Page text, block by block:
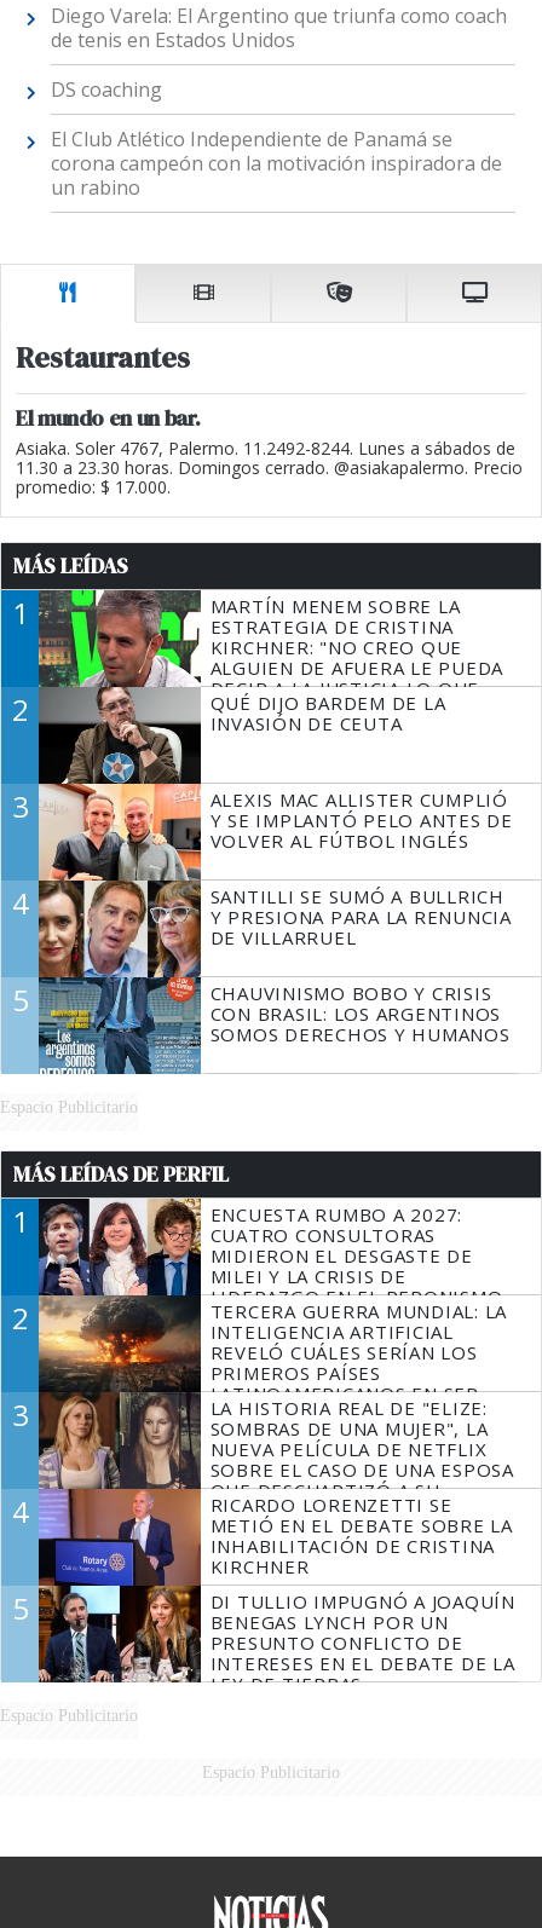
Diego Varela: El Argentino que triunfa como coach
de tenis en Estados Unidos
DS coaching
El Club Atlético Independiente de Panamá se
corona campeón con la motivación inspiradora de
un rabino
Restaurantes
El mundo en un bar.
Asiaka. Soler 4767, Palermo. 11.2492-8244. Lunes a sábados de
11.30 a 23.30 horas. Domingos cerrado. @asiakapalermo. Precio
promedio: $ 17.000.
MÁS LEÍDAS
1
MARTÍN MENEM SOBRE LA
ESTRATEGIA DE CRISTINA
KIRCHNER: "NO CREO QUE
ALGUIEN DE AFUERA LE PUEDA
DECIR A LA JUSTICIA LO QUE
TIENE QUE HACER"
2
QUÉ DIJO BARDEM DE LA
INVASIÓN DE CEUTA
3
ALEXIS MAC ALLISTER CUMPLIÓ
Y SE IMPLANTÓ PELO ANTES DE
VOLVER AL FÚTBOL INGLÉS
4
SANTILLI SE SUMÓ A BULLRICH
Y PRESIONA PARA LA RENUNCIA
DE VILLARRUEL
5
CHAUVINISMO BOBO Y CRISIS
CON BRASIL: LOS ARGENTINOS
SOMOS DERECHOS Y HUMANOS
Espacio Publicitario
MÁS LEÍDAS DE PERFIL
1
ENCUESTA RUMBO A 2027:
CUATRO CONSULTORAS
MIDIERON EL DESGASTE DE
MILEI Y LA CRISIS DE
LIDERAZGO EN EL PERONISMO
2
TERCERA GUERRA MUNDIAL: LA
INTELIGENCIA ARTIFICIAL
REVELÓ CUÁLES SERÍAN LOS
PRIMEROS PAÍSES
LATINOAMERICANOS EN SER
DERROTADOS
3
LA HISTORIA REAL DE "ELIZE:
SOMBRAS DE UNA MUJER", LA
NUEVA PELÍCULA DE NETFLIX
SOBRE EL CASO DE UNA ESPOSA
QUE DESCUARTIZÓ A SU
MARIDO
4
RICARDO LORENZETTI SE
METIÓ EN EL DEBATE SOBRE LA
INHABILITACIÓN DE CRISTINA
KIRCHNER
5
DI TULLIO IMPUGNÓ A JOAQUÍN
BENEGAS LYNCH POR UN
PRESUNTO CONFLICTO DE
INTERESES EN EL DEBATE DE LA
LEY DE TIERRAS
Espacio Publicitario
Espacio Publicitario